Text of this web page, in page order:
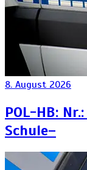
8. August 2026
POL-HB:
Schule–